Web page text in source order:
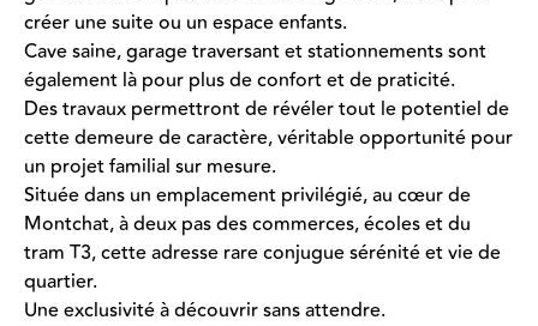
créer une suite ou un espace enfants.
Cave saine, garage traversant et stationnements sont
également là pour plus de confort et de praticité.
Des travaux permettront de révéler tout le potentiel de
cette demeure de caractère, véritable opportunité pour
un projet familial sur mesure.
Située dans un emplacement privilégié, au cœur de
Montchat, à deux pas des commerces, écoles et du
tram T3, cette adresse rare conjugue sérénité et vie de
quartier.
Une exclusivité à découvrir sans attendre.